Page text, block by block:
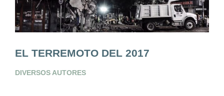
EL TERREMOTO DEL 2017
DIVERSOS AUTORES